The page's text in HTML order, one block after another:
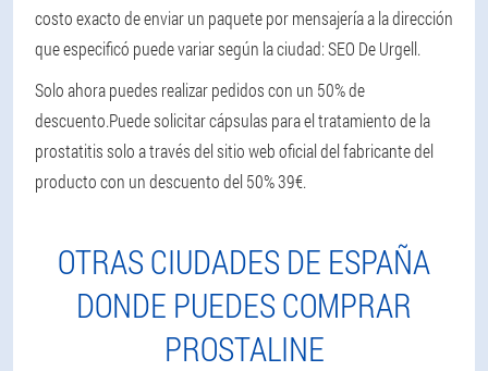
costo exacto de enviar un paquete por mensajería a la dirección
que especificó puede variar según la ciudad: SEO De Urgell.
Solo ahora puedes realizar pedidos con un 50% de
descuento.Puede solicitar cápsulas para el tratamiento de la
prostatitis solo a través del sitio web oficial del fabricante del
producto con un descuento del 50% 39€.
OTRAS CIUDADES DE ESPAÑA
DONDE PUEDES COMPRAR
PROSTALINE